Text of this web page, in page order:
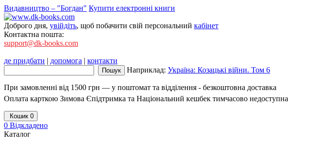
Видавництво – "Богдан" Купити електронні книги
Доброго дня, увійдіть, щоб побачити свій персональний кабінет
Контактна пошта:
support@dk-books.com
де придбати | допомога | контакти
Наприклад: Україна: Козацькі війни. Том 6
При замовленні від 1500 грн — у поштомат та відділення - безкоштовна доставка
Оплата карткою Зимова Єпідтримка та Національний кешбек тимчасово недоступна
Кошик 0
0 Відкладено
Каталог